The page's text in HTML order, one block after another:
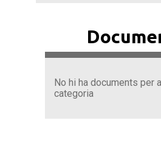
No hi ha documents per
categoria